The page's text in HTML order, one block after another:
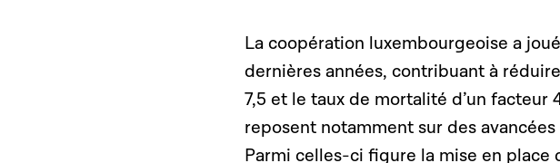
La coopération luxembourgeoise a
dernières années, contribuant à
7,5 et le taux de mortalité d’un facteur
reposent notamment sur des
Parmi celles-ci figure la mise en place